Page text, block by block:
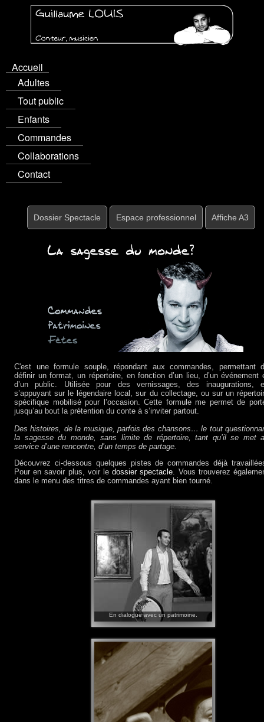
Accueil
Adultes
Tout public
Enfants
Commandes
Collaborations
Contact
Dossier Spectacle Espace professionnel Affiche A3
C'est une formule souple, répondant aux commandes, permettant
définir un format, un répertoire, en fonction d’un lieu, d’un événement
d’un public. Utilisée pour des vernissages, des inaugurations,
s’appuyant sur le légendaire local, sur du collectage, ou sur un
spécifique mobilisé pour l’occasion. Cette formule me permet de
jusqu’au bout la prétention du conte à s’inviter partout.
Des histoires, de la musique, parfois des chansons… le tout
la sagesse du monde, sans limite de répertoire, tant qu’il se met
service d’une rencontre, d’un temps de partage.
Découvrez ci-dessous quelques pistes de commandes déjà
Pour en savoir plus, voir le dossier spectacle . Vous trouverez
dans le menu des titres de commandes ayant bien tourné.
En dialogue avec un patrimoine.
Des histoires qui dialoguent avec des
Le répertoire est préparé en amont, en
fonction de l'événement, et avec ce que je
trouve, et ce que vous me donnez
(histoires, documents, témoignages...).